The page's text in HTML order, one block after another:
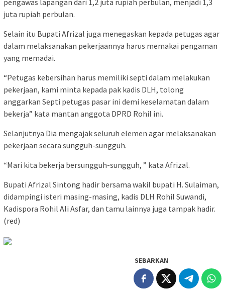
juta rupiah perbulan.
Selain itu Bupati Afrizal juga menegaskan kepada petugas agar
dalam melaksanakan pekerjaannya harus memakai pengaman
yang memadai.
“Petugas kebersihan harus memiliki septi dalam melakukan
pekerjaan, kami minta kepada pak kadis DLH, tolong
anggarkan Septi petugas pasar ini demi keselamatan dalam
bekerja” kata mantan anggota DPRD Rohil ini.
Selanjutnya Dia mengajak seluruh elemen agar melaksanakan
pekerjaan secara sungguh-sungguh.
“Mari kita bekerja bersungguh-sungguh, ” kata Afrizal.
Bupati Afrizal Sintong hadir bersama wakil bupati H. Sulaiman,
didampingi isteri masing-masing, kadis DLH Rohil Suwandi,
Kadispora Rohil Ali Asfar, dan tamu lainnya juga tampak hadir.
(red)
SEBARKAN